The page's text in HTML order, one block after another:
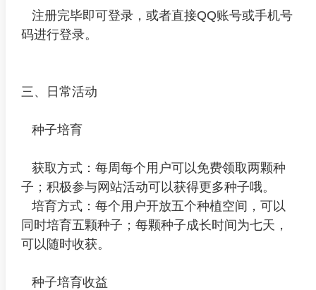
注册完毕即可登录，或者直接QQ账号或手机号
码进行登录。
三、日常活动
种子培育
获取方式：每周每个用户可以免费领取两颗种
子；积极参与网站活动可以获得更多种子哦。
培育方式：每个用户开放五个种植空间，可以
同时培育五颗种子；每颗种子成长时间为七天，
可以随时收获。
种子培育收益